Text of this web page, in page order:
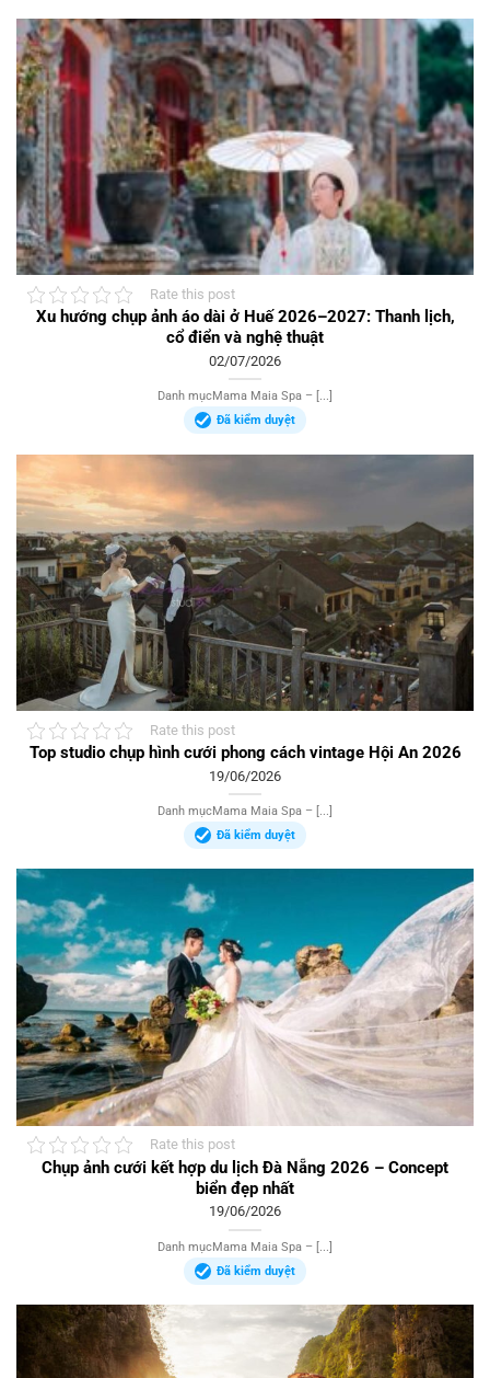
Rate this post
Xu hướng chụp ảnh áo dài ở Huế 2026–2027: Thanh lịch,
cổ điển và nghệ thuật
02/07/2026
Danh mụcMama Maia Spa – [...]
Đã kiểm duyệt
Rate this post
Top studio chụp hình cưới phong cách vintage Hội An 2026
19/06/2026
Danh mụcMama Maia Spa – [...]
Đã kiểm duyệt
Rate this post
Chụp ảnh cưới kết hợp du lịch Đà Nẵng 2026 – Concept
biển đẹp nhất
19/06/2026
Danh mụcMama Maia Spa – [...]
Đã kiểm duyệt